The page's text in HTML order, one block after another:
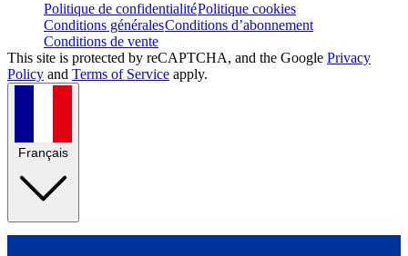
Politique de confidentialitéPolitique cookies
Conditions généralesConditions d’abonnement
Conditions de vente
This site is protected by reCAPTCHA, and the Google Privacy
Policy and Terms of Service apply.
Français